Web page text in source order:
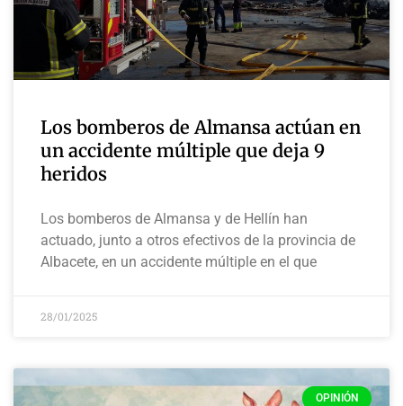
Los bomberos de Almansa actúan en
un accidente múltiple que deja 9
heridos
Los bomberos de Almansa y de Hellín han
actuado, junto a otros efectivos de la provincia de
Albacete, en un accidente múltiple en el que
28/01/2025
OPINIÓN